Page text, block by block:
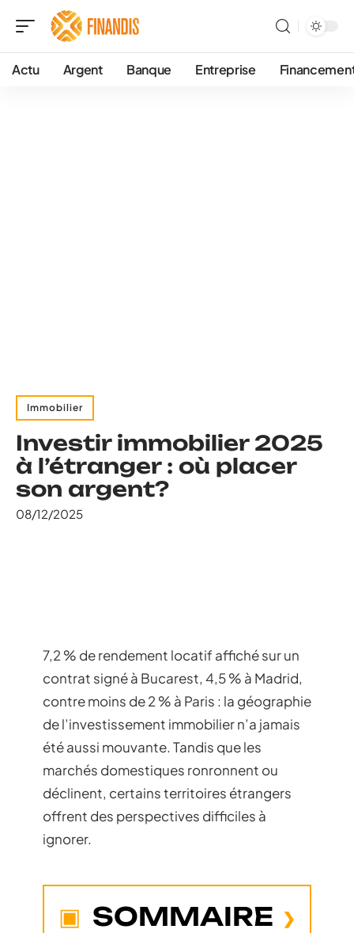
Actu Argent Banque Entreprise
Immobilier
Investir immobilier 2025
à l’étranger : où placer
son argent?
08/12/2025
7,2 % de rendement locatif affiché sur un
contrat signé à Bucarest, 4,5 % à Madrid,
contre moins de 2 % à Paris : la géographie
de l’investissement immobilier n’a jamais
été aussi mouvante. Tandis que les
marchés domestiques ronronnent ou
déclinent, certains territoires étrangers
offrent des perspectives difficiles à
ignorer.
SOMMAIRE